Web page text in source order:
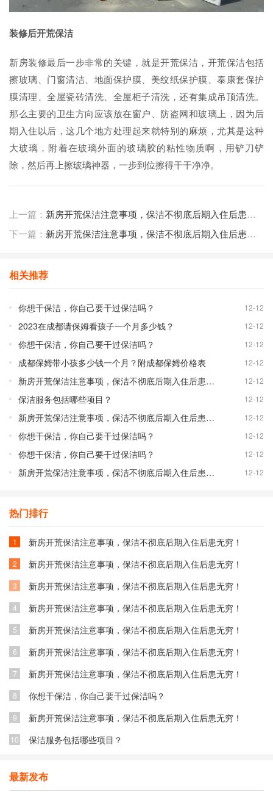
装修后开荒保洁
新房装修最后一步非常的关键，就是开荒保洁，开荒保洁包括
擦玻璃、门窗清洁、地面保护膜、美纹纸保护膜、泰康套保护
膜清理、全屋瓷砖清洗、全屋柜子清洗，还有集成吊顶清洗。
那么主要的卫生方向应该放在窗户、防盗网和玻璃上，因为后
期入住以后，这几个地方处理起来就特别的麻烦，尤其是这种
大玻璃，附着在玻璃外面的玻璃胶的粘性物质啊，用铲刀铲
除，然后再上擦玻璃神器，一步到位擦得干干净净。
上一篇： 新房开荒保洁注意事项，保洁不彻底后期入住后患无穷！
下一篇： 新房开荒保洁注意事项，保洁不彻底后期入住后患无穷！
相关推荐
你想干保洁，你自己要干过保洁吗？ 12-12
2023在成都请保姆看孩子一个月多少钱？ 12-12
你想干保洁，你自己要干过保洁吗？ 12-12
成都保姆带小孩多少钱一个月？附成都保姆价格表 12-12
新房开荒保洁注意事项，保洁不彻底后期入住后患无穷！ 12-12
保洁服务包括哪些项目？ 12-12
新房开荒保洁注意事项，保洁不彻底后期入住后患无穷！ 12-12
你想干保洁，你自己要干过保洁吗？ 12-12
你想干保洁，你自己要干过保洁吗？ 12-12
新房开荒保洁注意事项，保洁不彻底后期入住后患无穷！ 12-12
热门排行
1 新房开荒保洁注意事项，保洁不彻底后期入住后患无穷！
2 新房开荒保洁注意事项，保洁不彻底后期入住后患无穷！
3 新房开荒保洁注意事项，保洁不彻底后期入住后患无穷！
4 新房开荒保洁注意事项，保洁不彻底后期入住后患无穷！
5 新房开荒保洁注意事项，保洁不彻底后期入住后患无穷！
6 新房开荒保洁注意事项，保洁不彻底后期入住后患无穷！
7 新房开荒保洁注意事项，保洁不彻底后期入住后患无穷！
8 你想干保洁，你自己要干过保洁吗？
9 新房开荒保洁注意事项，保洁不彻底后期入住后患无穷！
10 保洁服务包括哪些项目？
最新发布